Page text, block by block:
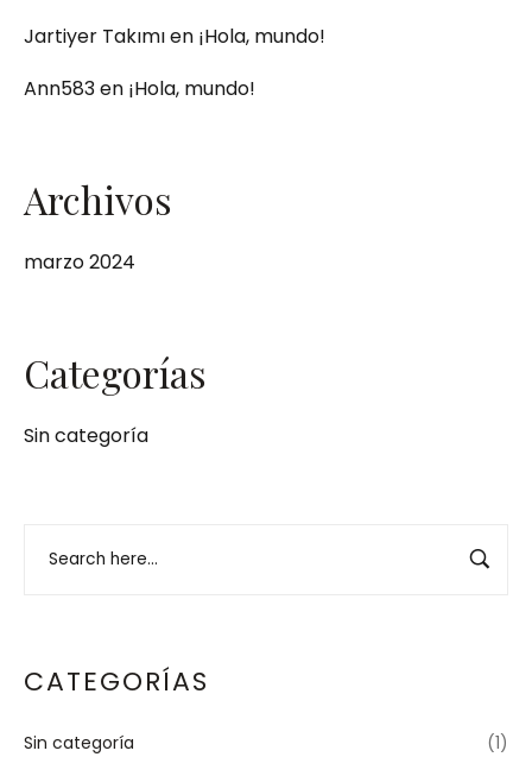
Jartiyer Takımıen ¡Hola, mundo!
Ann583en ¡Hola, mundo!
Archivos
marzo 2024
Categorías
Sin categoría
CATEGORÍAS
Sin categoría (1)